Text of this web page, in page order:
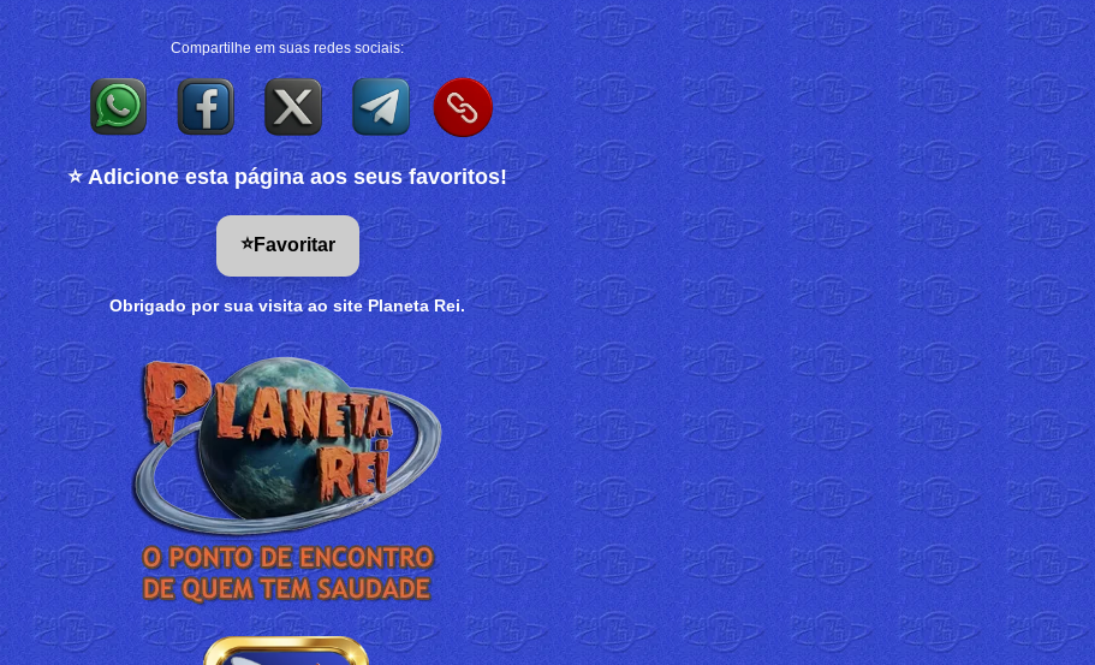
Compartilhe em suas redes sociais:
⭐ Adicione esta página aos seus favoritos!
⭐Favoritar
Obrigado por sua visita ao site Planeta Rei.